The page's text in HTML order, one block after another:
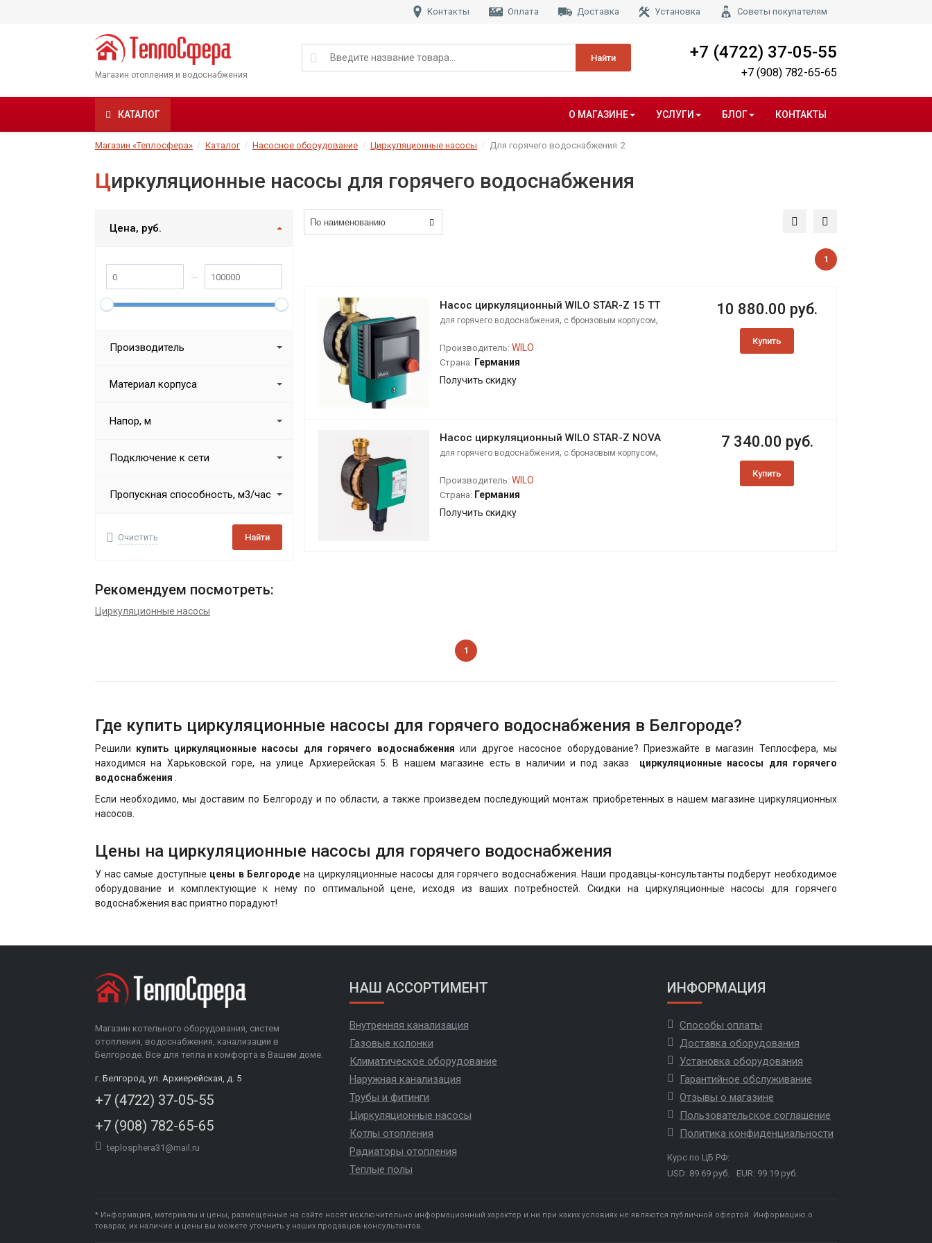
Контакты Оплата Доставка Установка Советы покупателям
Магазин отопления и водоснабжения
Найти +7 (4722) 37-05-55
+7 (908) 782-65-65
КАТАЛОГ КОНТАКТЫ
БЛОГ
УСЛУГИ
О МАГАЗИНЕ
Магазин «Теплосфера» Каталог Насосное оборудование Циркуляционные насосы Для горячего водоснабжения 2
Циркуляционные насосы для горячего водоснабжения
Цена, руб.
Производитель
Материал корпуса
Напор, м
Подключение к сети
Пропускная способность, м3/час
Очистить Найти
Рекомендуем посмотреть:
Циркуляционные насосы
1
Насос циркуляционный WILO STAR-Z 15 TT
для горячего водоснабжения, с бронзовым корпусом,
Производитель: WILO
Страна: Германия
Получить скидку
10 880.00 руб.
Купить
Насос циркуляционный WILO STAR-Z NOVA
для горячего водоснабжения, с бронзовым корпусом,
Производитель: WILO
Страна: Германия
Получить скидку
7 340.00 руб.
Купить
1
Где купить циркуляционные насосы для горячего водоснабжения в Белгороде?
Решили купить циркуляционные насосы для горячего водоснабжения или другое насосное оборудование? Приезжайте в магазин Теплосфера, мы
находимся на Харьковской горе, на улице Архиерейская 5. В нашем магазине есть в наличии и под заказ циркуляционные насосы для горячего
водоснабжения
Если необходимо, мы доставим по Белгороду и по области, а также произведем последующий монтаж приобретенных в нашем магазине циркуляционных
насосов.
Цены на циркуляционные насосы для горячего водоснабжения
У нас самые доступные цены в Белгороде на циркуляционные насосы для горячего водоснабжения. Наши продавцы-консультанты подберут необходимое
оборудование и комплектующие к нему по оптимальной цене, исходя из ваших потребностей. Скидки на циркуляционные насосы для горячего
водоснабжения вас приятно порадуют!
Магазин котельного оборудования, систем
отопления, водоснабжения, канализации в
Белгороде. Все для тепла и комфорта в Вашем доме.
г. Белгород, ул. Архиерейская, д. 5
+7 (4722) 37-05-55
+7 (908) 782-65-65
teplosphera31@mail.ru
НАШ АССОРТИМЕНТ
Внутренняя канализация
Газовые колонки
Климатическое оборудование
Наружная канализация
Трубы и фитинги
Циркуляционные насосы
Котлы отопления
Радиаторы отопления
Теплые полы
ИНФОРМАЦИЯ
Способы оплаты
Доставка оборудования
Установка оборудования
Гарантийное обслуживание
Отзывы о магазине
Пользовательское соглашение
Политика конфиденциальности
Курс по ЦБ РФ:
USD: 89.69 руб.
EUR: 99.19 руб.
* Информация, материалы и цены, размещенные на сайте носят исключительно информационный характер и ни при каких условиях не являются публичной офертой. Информацию о
товарах, их наличие и цены вы можете уточнить у наших продавцов-консультантов.